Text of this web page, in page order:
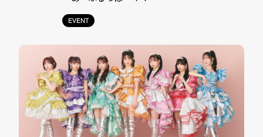
EVENT